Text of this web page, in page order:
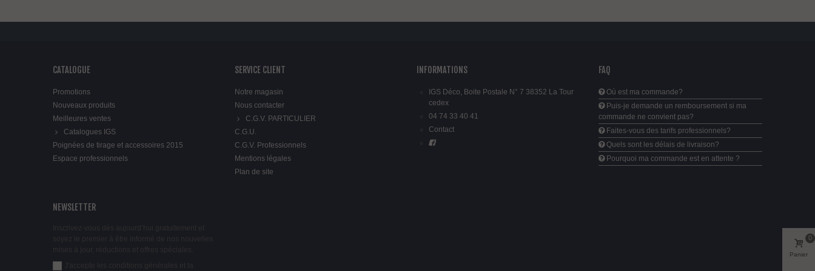
CATALOGUE
Promotions
Nouveaux produits
Meilleures ventes
Catalogues IGS
Poignées de tirage et accessoires 2015
Espace professionnels
SERVICE CLIENT
Notre magasin
Nous contacter
C.G.V. PARTICULIER
C.G.U.
C.G.V. Professionnels
Mentions légales
Plan de site
INFORMATIONS
IGS Déco, Boite Postale N° 7 38352 La Tour
cedex
04 74 33 40 41
Contact
FAQ
Où est ma commande?
Puis-je demande un remboursement si ma
commande ne convient pas?
Faites-vous des tarifs professionnels?
Quels sont les délais de livraison?
Pourquoi ma commande est en attente ?
NEWSLETTER
Inscrivez-vous dès aujourd’hui gratuitement et
soyez le premier à être informé de nos nouvelles
mises à jour, réductions et offres spéciales.
J'accepte les conditions générales et la
Panier
0